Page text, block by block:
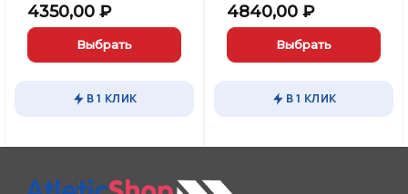
4350,00 ₽
Выбрать
вариаций.
можно
В 1 КЛИК
4840,00 ₽
Выбрать
вариаций.
можно
В 1 КЛИК